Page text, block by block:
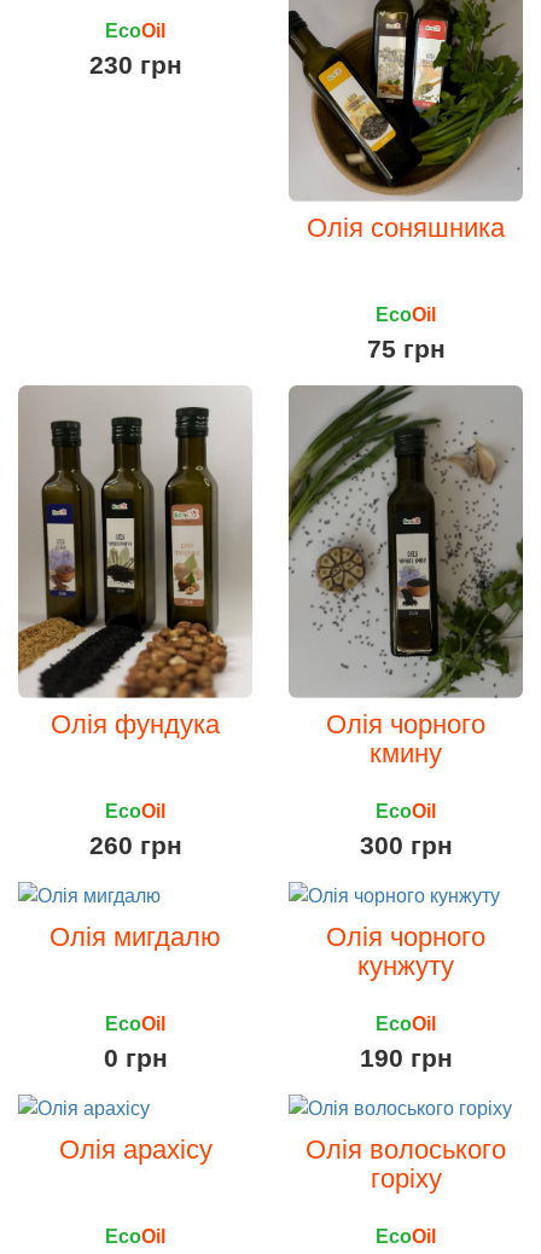
EcoOil
230 грн
Олія соняшника
EcoOil
75 грн
Олія фундука
EcoOil
260 грн
Олія чорного
кмину
EcoOil
300 грн
Олія мигдалю
EcoOil
0 грн
Олія чорного
кунжуту
EcoOil
190 грн
Олія арахісу
EcoOil
Олія волоського
горіху
EcoOil